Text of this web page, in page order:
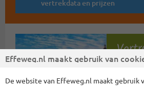
vertrekdata en prijzen
Effeweg.nl maakt gebruik van
De website van Effeweg.nl maakt gebruik